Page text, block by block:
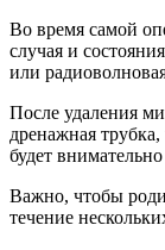
Во время самой
случая и
или
После удаления
дренажная
будет
Важно, чтобы
течение